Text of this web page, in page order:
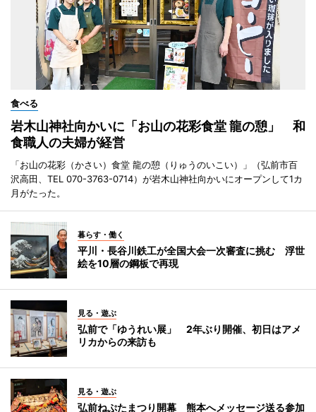
食べる
岩木山神社向かいに「お山の花彩食堂 龍の憩」 和
食職人の夫婦が経営
「お山の花彩（かさい）食堂 龍の憩（りゅうのいこい）」（弘前市百
沢高田、TEL 070-3763-0714）が岩木山神社向かいにオープンして1カ
月がたった。
暮らす・働く
平川・長谷川鉄工が全国大会一次審査に挑む 浮世
絵を10層の鋼板で再現
見る・遊ぶ
弘前で「ゆうれい展」 2年ぶり開催、初日はアメ
リカからの来訪も
見る・遊ぶ
弘前ねぷたまつり開幕 熊本へメッセージ送る参加